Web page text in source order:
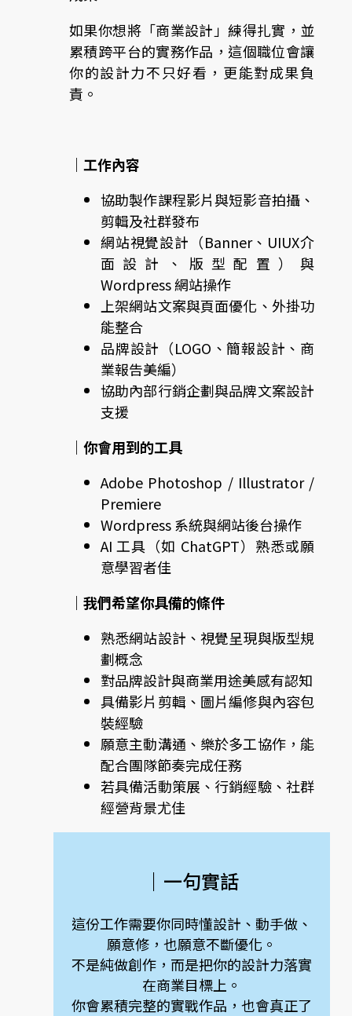
如果你想將「商業設計」練得扎實，並
累積跨平台的實務作品，這個職位會讓
你的設計力不只好看，更能對成果負
責。
｜工作內容
協助製作課程影片與短影音拍攝、
剪輯及社群發布
網站視覺設計（Banner、UIUX介
面設計、版型配置）與
Wordpress 網站操作
上架網站文案與頁面優化、外掛功
能整合
品牌設計（LOGO、簡報設計、商
業報告美編）
協助內部行銷企劃與品牌文案設計
支援
｜你會用到的工具
Adobe Photoshop / Illustrator /
Premiere
Wordpress 系統與網站後台操作
AI 工具（如 ChatGPT）熟悉或願
意學習者佳
｜我們希望你具備的條件
熟悉網站設計、視覺呈現與版型規
劃概念
對品牌設計與商業用途美感有認知
具備影片剪輯、圖片編修與內容包
裝經驗
願意主動溝通、樂於多工協作，能
配合團隊節奏完成任務
若具備活動策展、行銷經驗、社群
經營背景尤佳
｜一句實話
這份工作需要你同時懂設計、動手做、
願意修，也願意不斷優化。
不是純做創作，而是把你的設計力落實
在商業目標上。
你會累積完整的實戰作品，也會真正了